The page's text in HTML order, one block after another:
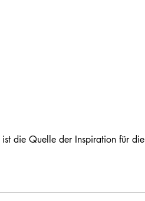
die Quelle der Inspiration für die